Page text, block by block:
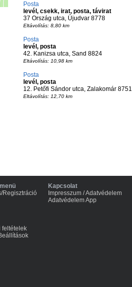
Posta
levél, csekk, irat, posta, távirat
37 Ország utca, Újudvar 8778
Eltávolítás: 8,80 km
Posta
levél, posta
42. Kanizsa utca, Sand 8824
Eltávolítás: 10,98 km
Posta
levél, posta
12. Petőfi Sándor utca, Zalakomár 8751
Eltávolítás: 12,70 km
Regisztráció
feltételek
Kapcsolat
Impresszum / Adatvédelem
Adatvédelem App